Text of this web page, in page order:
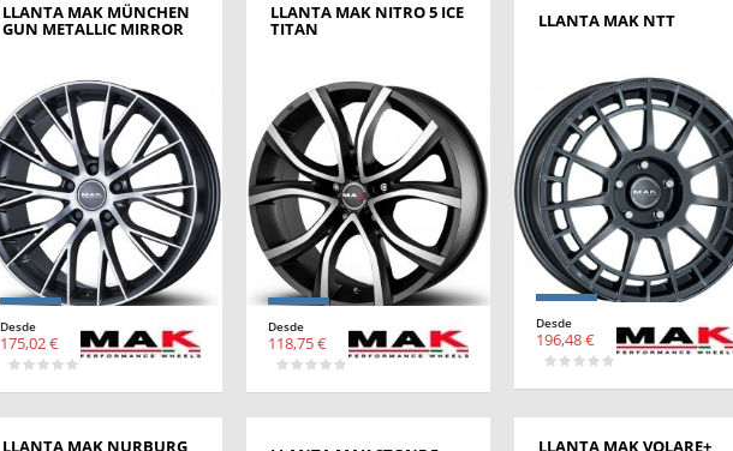
LLANTA MAK MÜNCHEN
GUN METALLIC MIRROR
Desde
175,02 €
LLANTA MAK NITRO 5 ICE
TITAN
Desde
118,75 €
LLANTA MAK NTT
Desde
196,48 €
LLANTA MAK NURBURG LLANTA MAK VOLARE+